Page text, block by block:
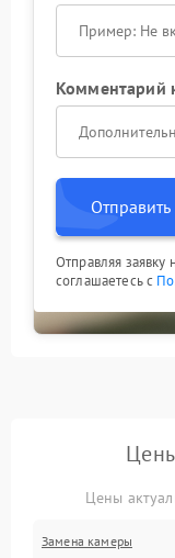
Комментарий
Отправить
Отправляя
соглашаетесь с
Цены
Замена камеры